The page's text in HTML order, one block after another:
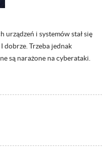
urządzeń i systemów stał się
dobrze. Trzeba jednak
są narażone na cyberataki.